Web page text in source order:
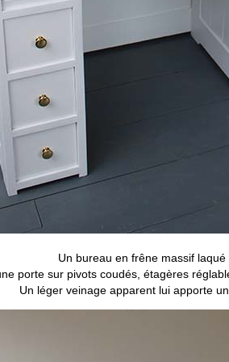
Un bureau en frêne massif laqué
porte sur pivots coudés, étagères
Un léger veinage apparent lui apporte